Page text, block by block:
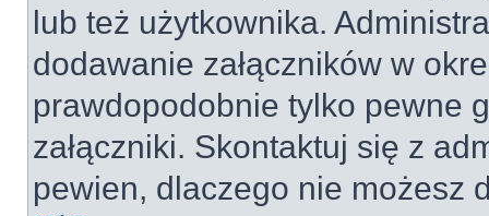
lub też użytkownika.
dodawanie załączników w
prawdopodobnie tylko pewne
załączniki. Skontaktuj się z
pewien, dlaczego nie możesz